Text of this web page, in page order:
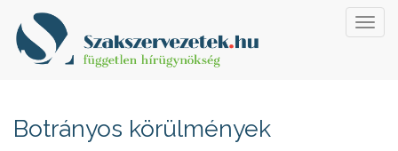
Botrányos körülmények